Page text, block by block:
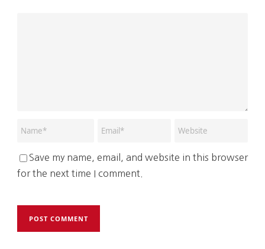
Save my name, email, and website in this browser
for the next time I comment.